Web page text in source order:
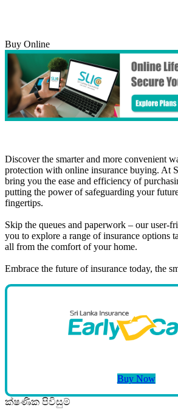
Buy Online
Discover the smarter and more convenient
protection with online insurance buying. At
bring you the ease and efficiency of
putting the power of safeguarding your
fingertips.
Skip the queues and paperwork – our user-
you to explore a range of insurance options
all from the comfort of your home.
Embrace the future of insurance today, the
Buy Now
ක්ෂණික පිවිසුම්